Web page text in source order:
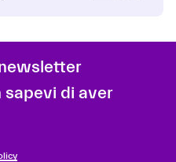
sapevi di aver